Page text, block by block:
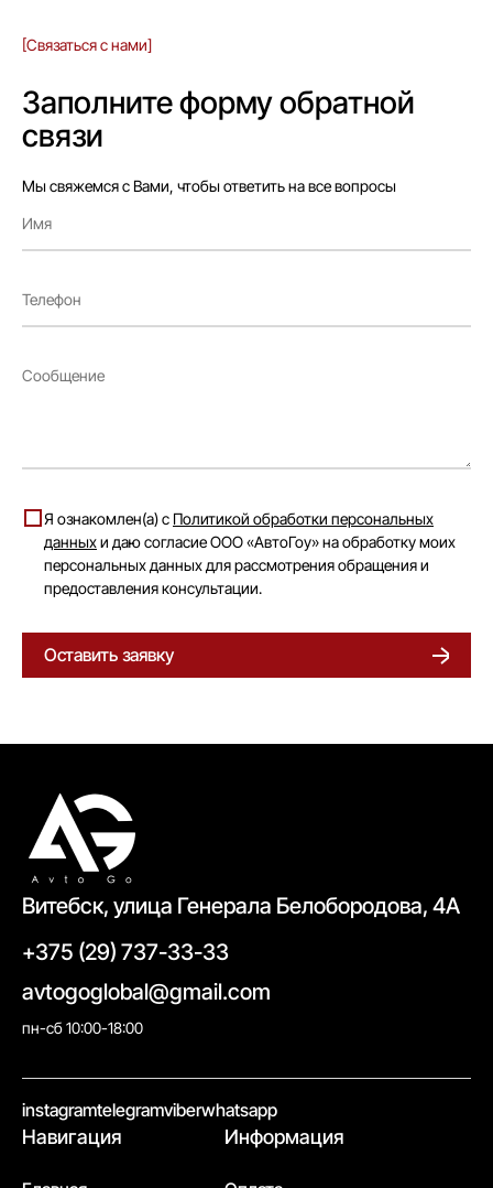
[Связаться с нами]
Заполните форму обратной
связи
Мы свяжемся с Вами, чтобы ответить на все вопросы
Я ознакомлен(а) с Политикой обработки персональных
данныхи даю согласие ООО «АвтоГоу» на обработку моих
персональных данных для рассмотрения обращения и
предоставления консультации.
Оставить заявку
Витебск, улица Генерала Белобородова, 4А
+375 (29) 737-33-33
avtogoglobal@gmail.com
пн-сб 10:00-18:00
instagramtelegramviberwhatsapp
Навигация Информация